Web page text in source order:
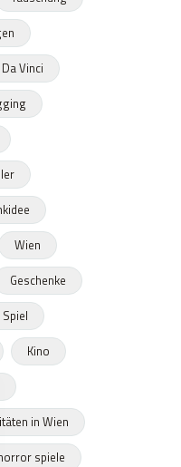
Vinci
Wien
Geschenke
Spiel
Kino
in Wien
spiele